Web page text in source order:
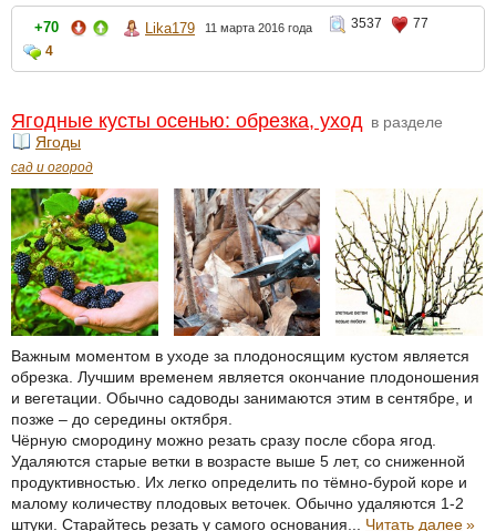
+70 Lika179 11 марта 2016 года 3537
77
4
Ягодные кусты осенью: обрезка, уход в разделе
Ягоды
сад и огород
Важным моментом в уходе за плодоносящим кустом является
обрезка. Лучшим временем является окончание плодоношения
и вегетации. Обычно садоводы занимаются этим в сентябре, и
позже – до середины октября.
Чёрную смородину можно резать сразу после сбора ягод.
Удаляются старые ветки в возрасте выше 5 лет, со сниженной
продуктивностью. Их легко определить по тёмно-бурой коре и
малому количеству плодовых веточек. Обычно удаляются 1-2
штуки. Старайтесь резать у самого основания... Читать далее»